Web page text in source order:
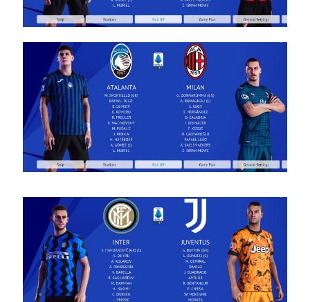
V1.0
12/10/2024
PES21 PC
/ EWP
V3.0 Kit
Updates
Noam_r
08/10/2024
23:05
PES21 PC
אופ”א
לנבחרות
לאומיות
עונה
2024/25